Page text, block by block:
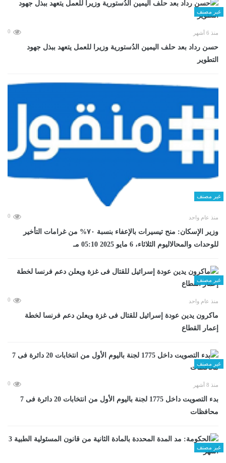
غير مصنف
منذ 6 أشهر 0
حسن رداد بعد حلف اليمين الدُستورية وزيرا للعمل يتعهد ببذل جهود
التطوير
غير مصنف
منذ عام واحد 0
وزير الإسكان: منح تيسيرات بالإعفاء بنسبة ٧٠% من غرامات التأخير
للوحدات والمحالاليوم الثلاثاء، 6 مايو 2025 05:10 مـ
غير مصنف
منذ عام واحد 0
ماكرون يدين عودة إسرائيل للقتال فى غزة ويعلن دعم فرنسا لخطة
إعمار القطاع
غير مصنف
منذ 8 أشهر 0
بدء التصويت داخل 1775 لجنة باليوم الأول من انتخابات 20 دائرة فى 7
محافظات
غير مصنف